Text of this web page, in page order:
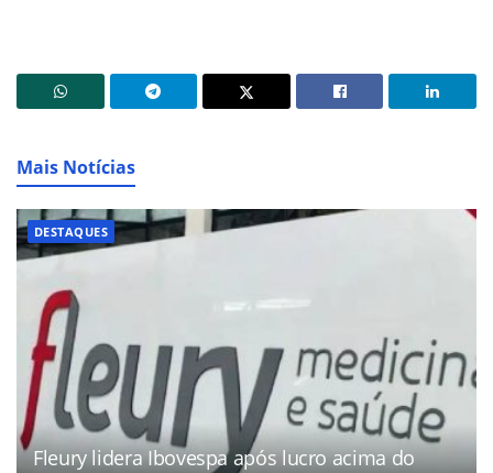
Mais Notícias
DESTAQUES
Fleury lidera Ibovespa após lucro acima do